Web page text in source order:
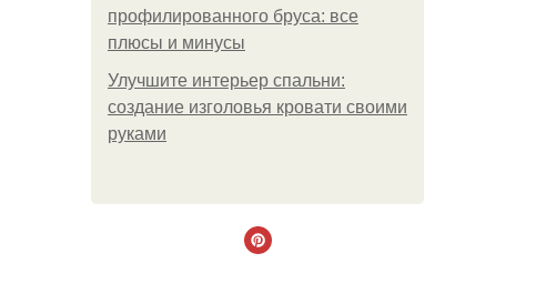
профилированного бруса: все
плюсы и минусы
Улучшите интерьер спальни:
создание изголовья кровати своими
руками